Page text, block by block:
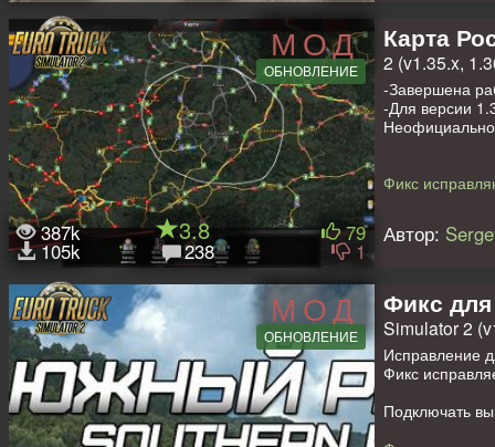
МОД
ОБНОВЛЕНИЕ
387k
105k
3.8
238
79
1
Карта
2 (v1.35.x,
-Завершена
-Для версии
Фикс
Новые города
Брянск,
Вышний
Луга,
Ржев,
Юхнов,Тамбов,
Автор:
МОД
ОБНОВЛЕНИЕ
Фикс
Simulator 2
Исправление
Фикс
Подключать